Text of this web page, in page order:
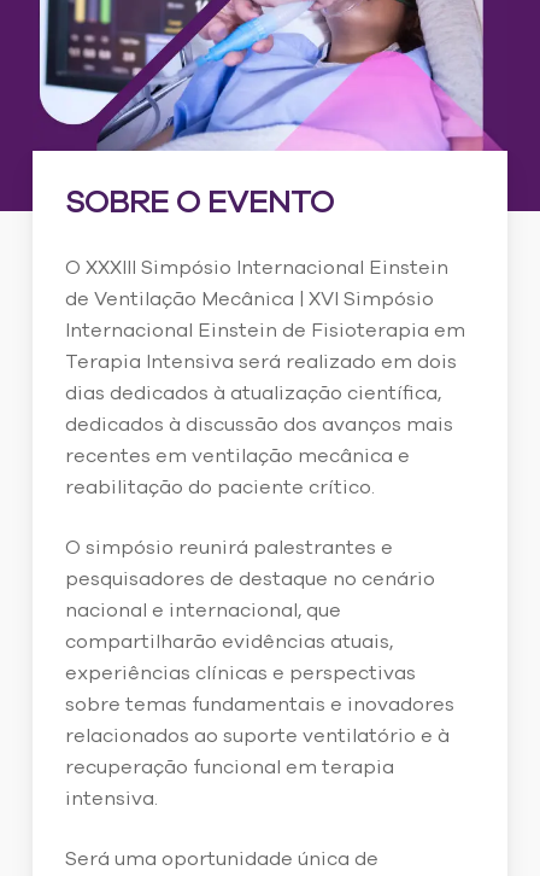
SOBRE O EVENTO
O XXXIII Simpósio Internacional Einstein
de Ventilação Mecânica | XVI Simpósio
Internacional Einstein de Fisioterapia em
Terapia Intensiva será realizado em dois
dias dedicados à atualização científica,
dedicados à discussão dos avanços mais
recentes em ventilação mecânica e
reabilitação do paciente crítico.
O simpósio reunirá palestrantes e
pesquisadores de destaque no cenário
nacional e internacional, que
compartilharão evidências atuais,
experiências clínicas e perspectivas
sobre temas fundamentais e inovadores
relacionados ao suporte ventilatório e à
recuperação funcional em terapia
intensiva.
Será uma oportunidade única de